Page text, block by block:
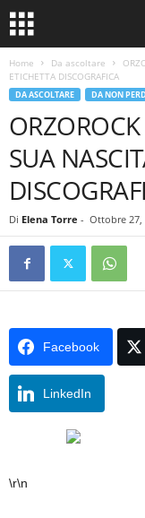
Home Da ascoltare
ETICHETTA DISCOGRAFICA
DA ASCOLTARE DA NON
SUA
Di Elena Torre - Ottobre 27,
Facebook
LinkedIn
\r\n